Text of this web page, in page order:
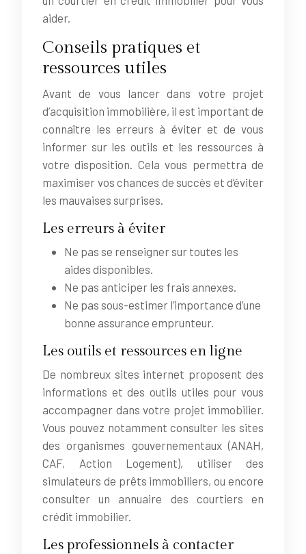
aider.
Conseils pratiques et
ressources utiles
Avant de vous lancer dans votre projet
d’acquisition immobilière, il est important de
connaître les erreurs à éviter et de vous
informer sur les outils et les ressources à
votre disposition. Cela vous permettra de
maximiser vos chances de succès et d’éviter
les mauvaises surprises.
Les erreurs à éviter
Ne pas se renseigner sur toutes les
aides disponibles.
Ne pas anticiper les frais annexes.
Ne pas sous-estimer l’importance d’une
bonne assurance emprunteur.
Les outils et ressources en ligne
De nombreux sites internet proposent des
informations et des outils utiles pour vous
accompagner dans votre projet immobilier.
Vous pouvez notamment consulter les sites
des organismes gouvernementaux (ANAH,
CAF, Action Logement), utiliser des
simulateurs de prêts immobiliers, ou encore
consulter un annuaire des courtiers en
crédit immobilier.
Les professionnels à contacter